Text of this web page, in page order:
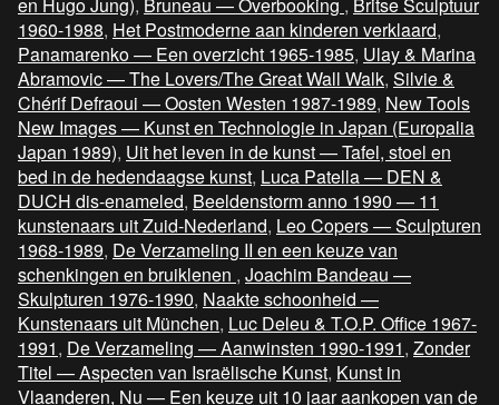
1960-1988, Het Postmoderne aan kinderen verklaard,
Panamarenko — Een overzicht 1965-1985, Ulay & Marina
Abramovic — The Lovers/The Great Wall Walk, Silvie &
Chérif Defraoui — Oosten Westen 1987-1989, New Tools
New Images — Kunst en Technologie in Japan (Europalia
Japan 1989), Uit het leven in de kunst — Tafel, stoel en
bed in de hedendaagse kunst, Luca Patella — DEN &
DUCH dis-enameled, Beeldenstorm anno 1990 — 11
kunstenaars uit Zuid-Nederland, Leo Copers — Sculpturen
1968-1989, De Verzameling II en een keuze van
schenkingen en bruiklenen , Joachim Bandeau —
Skulpturen 1976-1990, Naakte schoonheid —
Kunstenaars uit München, Luc Deleu & T.O.P. Office 1967-
1991, De Verzameling — Aanwinsten 1990-1991, Zonder
Titel — Aspecten van Israëlische Kunst, Kunst in
Vlaanderen, Nu — Een keuze uit 10 jaar aankopen van de